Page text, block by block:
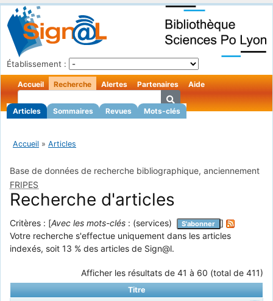
Établissement :
Accueil Recherche
Articles Sommaires Revues Mots-clés
Alertes Partenaires Aide
Accueil » Articles
Base de données de recherche bibliographique, anciennement
FRIPES
Recherche d'articles
Critères : [Avec les mots-clés : (services) S'abonner
]
Votre recherche s'effectue uniquement dans les articles
indexés, soit 13 % des articles de Sign@l.
Afficher les résultats de 41 à 60 (total de 411)
Titre